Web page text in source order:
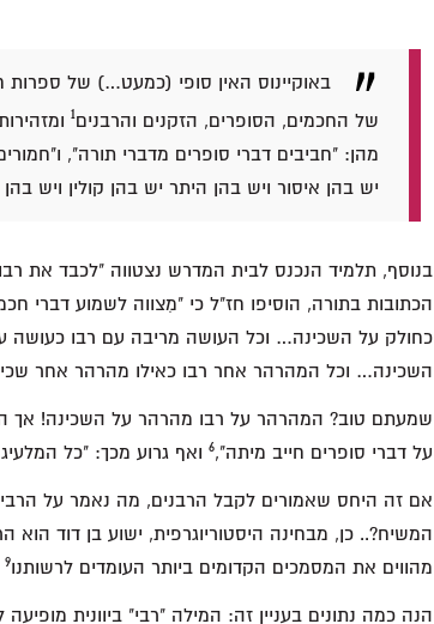
באוקיינוס האין סופי (כמעט…) של
של החכמים, הסופרים, הזקנים והרבנים1
מהן: "חביבים דברי סופרים מדברי תורה",
יש בהן איסור ויש בהן היתר יש בהן קולין ויש
בנוסף, תלמיד הנכנס לבית המדרש נצטווה "לכבד את
הכתובות בתורה, הוסיפו חז"ל כי "מִצווה לשמוע דברי
כחולק על השכינה… וכל העושה מריבה עם רבו
השכינה… וכל המהרהר אחר רבו כאילו מהרהר אחר
שמעתם טוב? המהרהר על רבו מהרהר על השכינה! אך
על דברי סופרים חייב מיתה",6 ואף גרוע מכך: "כל
אם זה היחס שאמורים לקבל הרבנים, מה נאמר על
המשיח?.. כן, מבחינה היסטוריוגרפית, ישוע בן דוד הוא
מהווים את המסמכים הקדומים ביותר העומדים לרשותנו9